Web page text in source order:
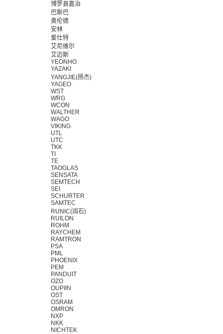
博罗县嘉治
巴斯巴
奥伦德
安林
爱仕特
艾尼维尔
艾迈斯
YEONHO
YAZAKI
YANGJIE(扬杰)
YAGEO
WST
WRG
WCON
WALTHER
WAGO
VIKING
UTL
UTC
TKK
TI
TE
TAOGLAS
SENSATA
SEMTECH
SEI
SCHURTER
SAMTEC
RUNIC(润石)
RUILON
ROHM
RAYCHEM
RAMTRON
PSA
PML
PHOENIX
PEM
PANDUIT
OZO
OUPIIN
OST
OSRAM
OMRON
NXP
NKK
NICHTEK